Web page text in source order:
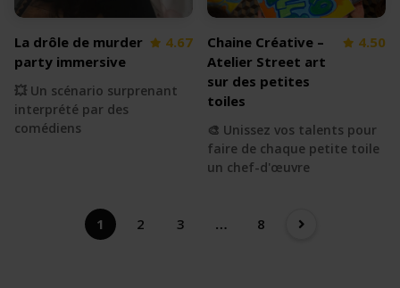
La drôle de murder
party immersive
4.67
💥 Un scénario surprenant
interprété par des
comédiens
Chaine Créative –
Atelier Street art
sur des petites
toiles
4.50
🎨 Unissez vos talents pour
faire de chaque petite toile
un chef-d'œuvre
1 2 3 … 8